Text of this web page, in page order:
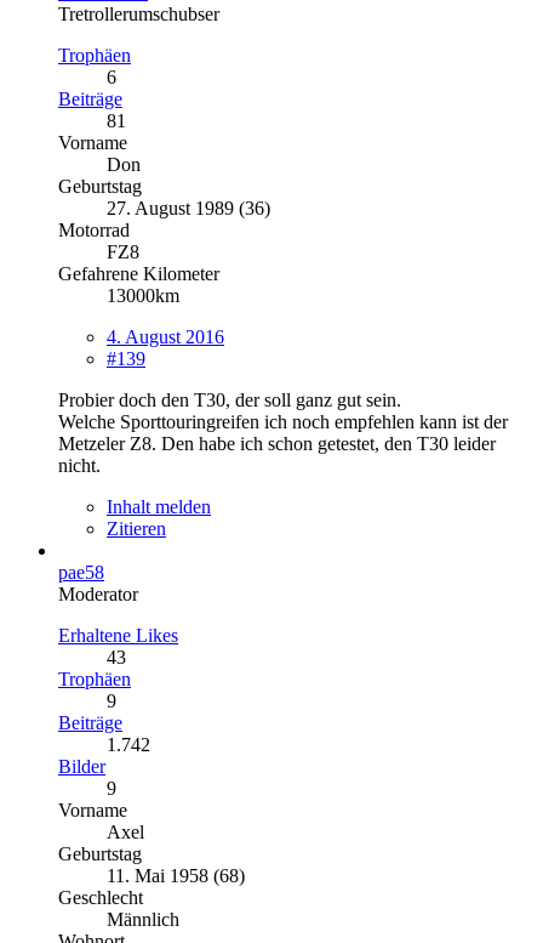
Tretrollerumschubser
Trophäen
6
Beiträge
81
Vorname
Don
Geburtstag
27. August 1989 (36)
Motorrad
FZ8
Gefahrene Kilometer
13000km
4. August 2016
#139
Probier doch den T30, der soll ganz gut sein.
Welche Sporttouringreifen ich noch empfehlen kann ist der
Metzeler Z8. Den habe ich schon getestet, den T30 leider
nicht.
Inhalt melden
Zitieren
pae58
Moderator
Erhaltene Likes
43
Trophäen
9
Beiträge
1.742
Bilder
9
Vorname
Axel
Geburtstag
11. Mai 1958 (68)
Geschlecht
Männlich